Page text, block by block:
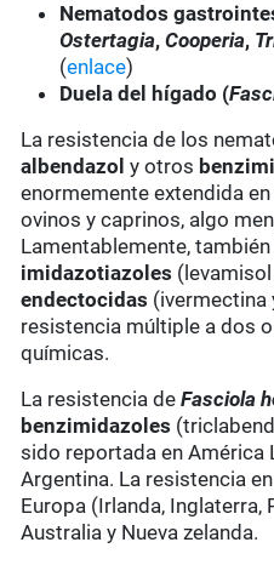
Nematodos
Ostertagia,Cooperia,
(enlace)
Duela del hígado (
La resistencia de los
albendazoly otros
enormemente extendida
ovinos y caprinos, algo
Lamentablemente,
imidazotiazoles
endectocidas (ivermectina
resistencia múltiple a dos
químicas.
La resistencia deFasciola
benzimidazoles
sido reportada en América
Argentina. La resistencia
Europa (Irlanda, Inglaterra,
Australia y Nueva zelanda.